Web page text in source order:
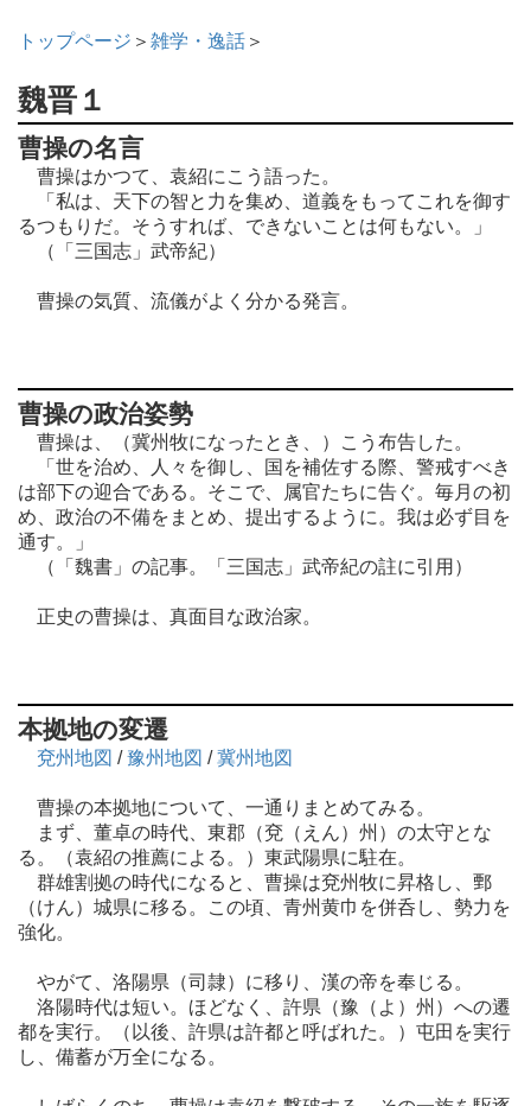
トップページ ＞ 雑学・逸話 ＞
魏晋１
曹操の名言
曹操はかつて、袁紹にこう語った。
「私は、天下の智と力を集め、道義をもってこれを御す
るつもりだ。そうすれば、できないことは何もない。」
（「三国志」武帝紀）
曹操の気質、流儀がよく分かる発言。
曹操の政治姿勢
曹操は、（冀州牧になったとき、）こう布告した。
「世を治め、人々を御し、国を補佐する際、警戒すべき
は部下の迎合である。そこで、属官たちに告ぐ。毎月の初
め、政治の不備をまとめ、提出するように。我は必ず目を
通す。」
（「魏書」の記事。「三国志」武帝紀の註に引用）
正史の曹操は、真面目な政治家。
本拠地の変遷
兗州地図 /豫州地図 /冀州地図
曹操の本拠地について、一通りまとめてみる。
まず、董卓の時代、東郡（兗（えん）州）の太守とな
る。（袁紹の推薦による。）東武陽県に駐在。
群雄割拠の時代になると、曹操は兗州牧に昇格し、鄄
（けん）城県に移る。この頃、青州黄巾を併呑し、勢力を
強化。
やがて、洛陽県（司隷）に移り、漢の帝を奉じる。
洛陽時代は短い。ほどなく、許県（豫（よ）州）への遷
都を実行。（以後、許県は許都と呼ばれた。）屯田を実行
し、備蓄が万全になる。